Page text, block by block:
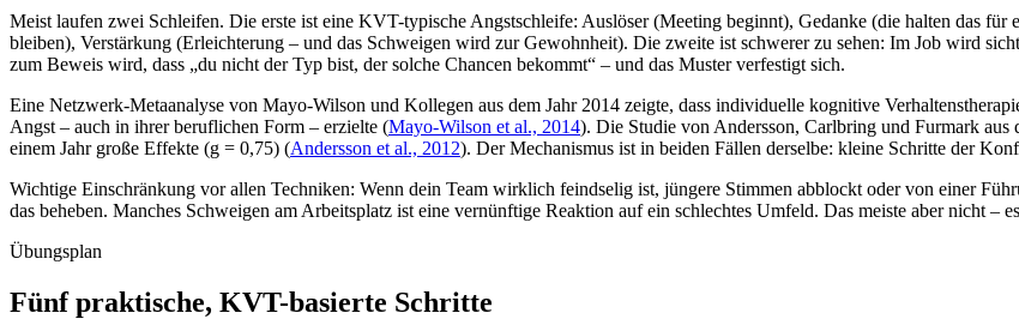
Meist laufen zwei Schleifen. Die erste ist eine KVT-typische Angstschleife: Auslöser (Meeting beginnt), Gedanke (die halten das
bleiben), Verstärkung (Erleichterung – und das Schweigen wird zur Gewohnheit). Die zweite ist schwerer zu sehen: Im Job wird
zum Beweis wird, dass „du nicht der Typ bist, der solche Chancen bekommt“ – und das Muster verfestigt sich.
Eine Netzwerk-Metaanalyse von Mayo-Wilson und Kollegen aus dem Jahr 2014 zeigte, dass individuelle kognitive
Angst – auch in ihrer beruflichen Form – erzielte (Mayo-Wilson et al., 2014). Die Studie von Andersson, Carlbring und Furmark
einem Jahr große Effekte (g = 0,75) (Andersson et al., 2012). Der Mechanismus ist in beiden Fällen derselbe: kleine Schritte der
Wichtige Einschränkung vor allen Techniken: Wenn dein Team wirklich feindselig ist, jüngere Stimmen abblockt oder von einer
das beheben. Manches Schweigen am Arbeitsplatz ist eine vernünftige Reaktion auf ein schlechtes Umfeld. Das meiste aber nicht –
Übungsplan
Fünf praktische, KVT-basierte Schritte